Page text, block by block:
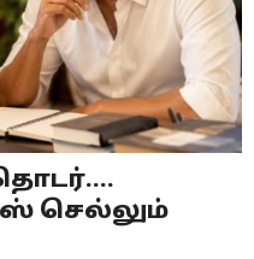
செல்லும்